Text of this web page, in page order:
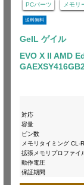
PCパーツ メモリ
送料無料
GeIL ゲイル
EVO X II AMD
対応
容量
ピン数
メモリタイミング CL-
拡張メモリプロファイ
動作電圧
保証期間